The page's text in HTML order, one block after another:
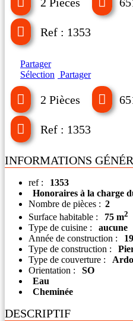
Ref : 1353
Partager
Sélection Partager
2 Pièces
Ref : 1353
INFORMATIONS
ref :
1353
Honoraires à la charge
Nombre de pièces : 2
Surface habitable :
75 m2
Type de cuisine :
aucune
Année de construction :
Type de construction :
Type de couverture :
Orientation :
SO
Eau
Cheminée
DESCRIPTIF